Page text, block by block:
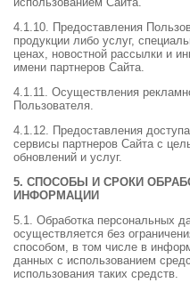
4.1.10. Предоставления
продукции либо услуг,
ценах, новостной рассылки и
имени партнеров Сайта.
4.1.11. Осуществления
Пользователя.
4.1.12. Предоставления
сервисы партнеров Сайта с
обновлений и услуг.
5. СПОСОБЫ И СРОКИ
ИНФОРМАЦИИ
5.1. Обработка персональных
осуществляется без
способом, в том числе в
данных с использованием
использования таких средств.